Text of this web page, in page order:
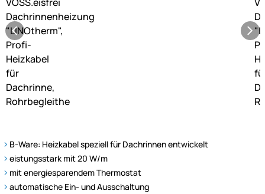
B-Ware: Heizkabel speziell für Dachrinnen entwickelt
eistungsstark mit 20 W/m
mit energiesparendem Thermostat
automatische Ein- und Ausschaltung